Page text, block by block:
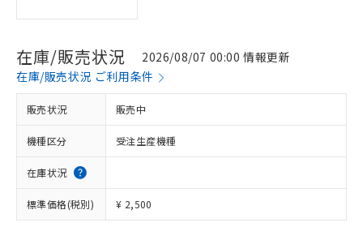
在庫/販売状況
2026/08/07 00:00 情報更新
在庫/販売状況 ご利用条件
販売状況 販売中
機種区分 受注生産機種
在庫状況
標準価格(税別) ¥ 2,500